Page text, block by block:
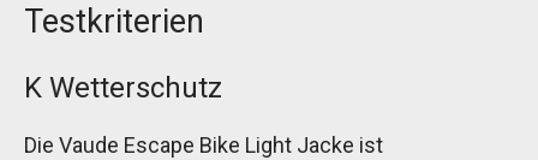
Testkriterien
K Wetterschutz
Die Vaude Escape Bike Light Jacke ist